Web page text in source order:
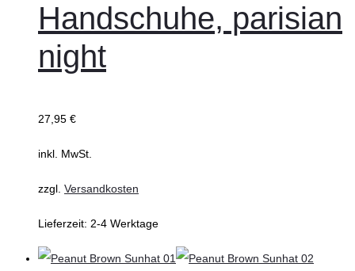
Handschuhe, parisian
night
27,95 €
inkl. MwSt.
zzgl. Versandkosten
Lieferzeit: 2-4 Werktage